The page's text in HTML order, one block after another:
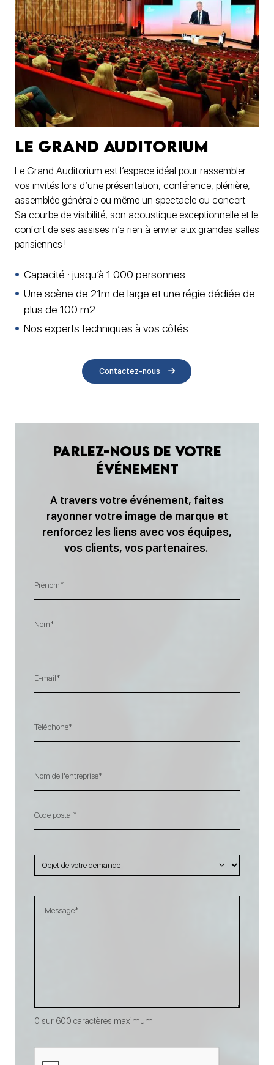
Le Grand Auditorium
Le Grand Auditorium est l’espace idéal pour rassembler
vos invités lors d’une présentation, conférence, plénière,
assemblée générale ou même un spectacle ou concert.
Sa courbe de visibilité, son acoustique exceptionnelle et le
confort de ses assises n’a rien à envier aux grandes salles
parisiennes !
Capacité : jusqu’à 1 000 personnes
Une scène de 21m de large et une régie dédiée de
plus de 100 m2
Nos experts techniques à vos côtés
Contactez-nous
Parlez-nous de votre
événement
A travers votre événement, faites
rayonner votre image de marque et
renforcez les liens avec vos équipes,
vos clients, vos partenaires.
postal
0 sur 600 caractères maximum